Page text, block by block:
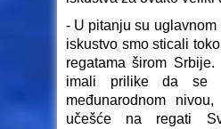
- U pitanju su
iskustvo smo sticali
regatama širom
imali prilike da se
međunarodnom
učešće na regati